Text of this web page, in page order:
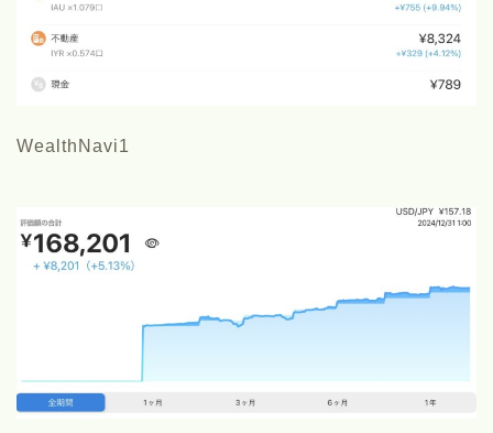
WealthNavi1